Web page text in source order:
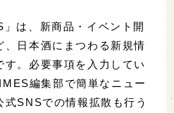
は、新商品・イベント開
日本酒にまつわる新規情
。必要事項を入力してい
編集部で簡単なニュー
SNSでの情報拡散も行う